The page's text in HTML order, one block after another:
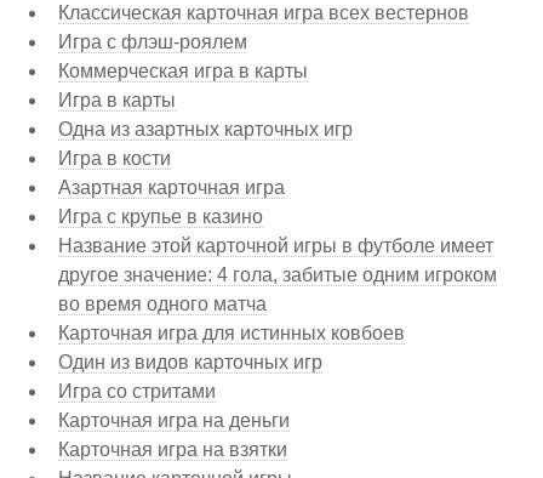
Классическая карточная игра всех вестернов
Игра с флэш-роялем
Коммерческая игра в карты
Игра в карты
Одна из азартных карточных игр
Игра в кости
Азартная карточная игра
Игра с крупье в казино
Название этой карточной игры в футболе имеет
другое значение: 4 гола, забитые одним игроком
во время одного матча
Карточная игра для истинных ковбоев
Один из видов карточных игр
Игра со стритами
Карточная игра на деньги
Карточная игра на взятки